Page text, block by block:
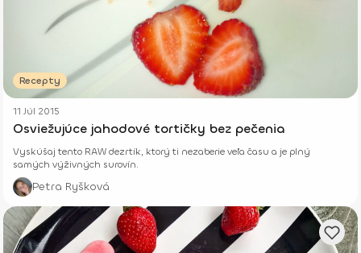
Recepty
11 Júl 2015
Osviežujúce jahodové tortičky bez pečenia
Vyskúšaj tento RAW dezrtík, ktorý ti nezaberie veľa času a je plný
samých výživných surovín.
Petra Ryšková